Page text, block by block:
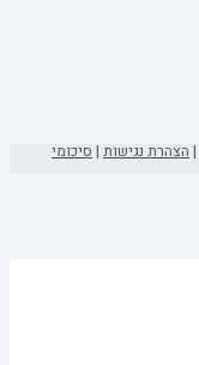
| הצהרת נגישות | סיכומי